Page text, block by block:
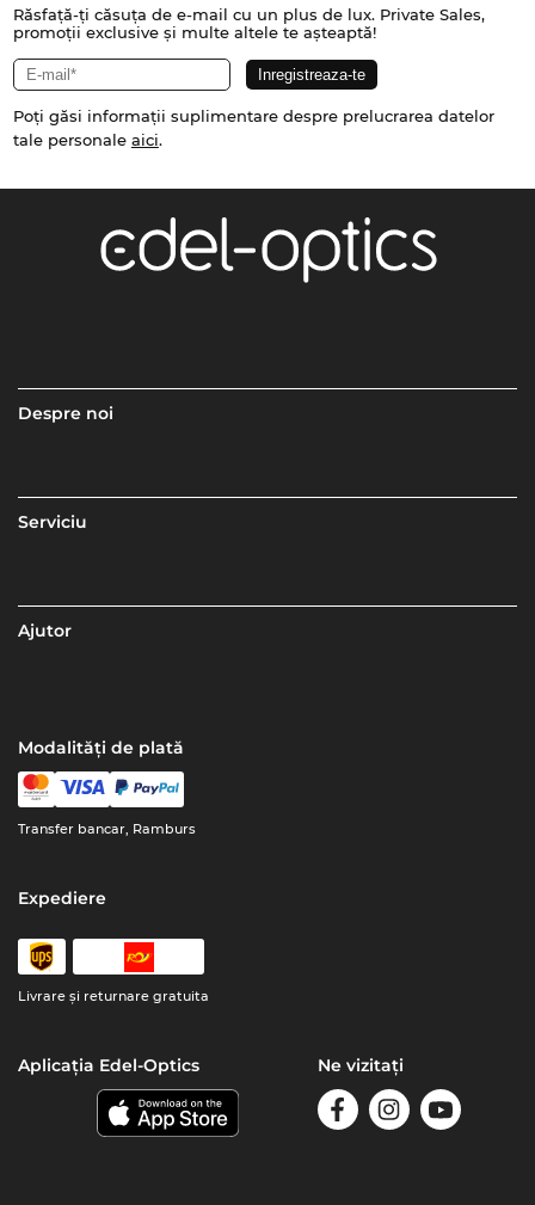
Răsfață-ți căsuța de e-mail cu un plus de lux. Private Sales,
promoții exclusive și multe altele te așteaptă!
Poți găsi informații suplimentare despre prelucrarea datelor
tale personale aici.
Despre noi
Serviciu
Ajutor
Modalități de plată
Transfer bancar, Ramburs
Expediere
Livrare şi returnare gratuita
Aplicația Edel-Optics Ne vizitați